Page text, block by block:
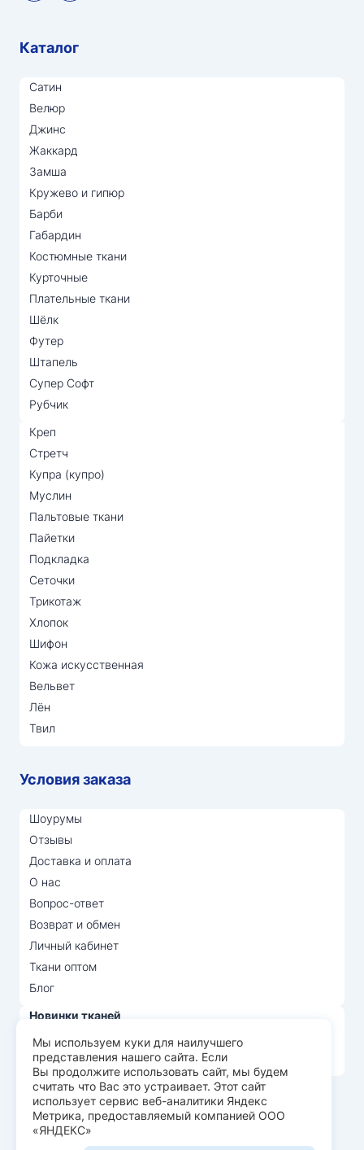
Каталог
Сатин
Велюр
Джинс
Жаккард
Замша
Кружево и гипюр
Барби
Габардин
Костюмные ткани
Курточные
Плательные ткани
Шёлк
Футер
Штапель
Супер Софт
Рубчик
Креп
Стретч
Купра (купро)
Муслин
Пальтовые ткани
Пайетки
Подкладка
Сеточки
Трикотаж
Хлопок
Шифон
Кожа искусственная
Вельвет
Лён
Твил
Условия заказа
Шоурумы
Отзывы
Доставка и оплата
О нас
Вопрос-ответ
Возврат и обмен
Личный кабинет
Ткани оптом
Блог
Новинки тканей
Распродажа тканей
Лидеры продаж
© Арт Текс — продажа тканей оптом, 2026
Пользовательское соглашение
Мы используем куки для наилучшего
представления нашего сайта. Если
Вы продолжите использовать сайт, мы будем
считать что Вас это устраивает. Этот сайт
использует сервис веб-аналитики Яндекс
Метрика, предоставляемый компанией ООО
«ЯНДЕКС»